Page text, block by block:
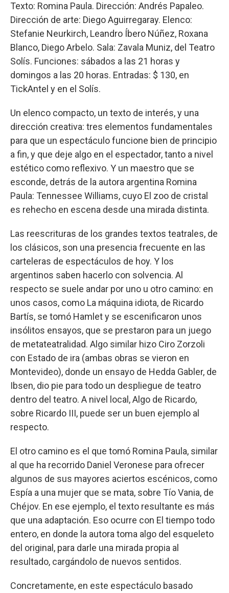
Texto: Romina Paula. Dirección: Andrés Papaleo.
Dirección de arte: Diego Aguirregaray. Elenco:
Stefanie Neurkirch, Leandro Íbero Núñez, Roxana
Blanco, Diego Arbelo. Sala: Zavala Muniz, del Teatro
Solís. Funciones: sábados a las 21 horas y
domingos a las 20 horas. Entradas: $ 130, en
TickAntel y en el Solís.
Un elenco compacto, un texto de interés, y una
dirección creativa: tres elementos fundamentales
para que un espectáculo funcione bien de principio
a fin, y que deje algo en el espectador, tanto a nivel
estético como reflexivo. Y un maestro que se
esconde, detrás de la autora argentina Romina
Paula: Tennessee Williams, cuyo El zoo de cristal
es rehecho en escena desde una mirada distinta.
Las reescrituras de los grandes textos teatrales, de
los clásicos, son una presencia frecuente en las
carteleras de espectáculos de hoy. Y los
argentinos saben hacerlo con solvencia. Al
respecto se suele andar por uno u otro camino: en
unos casos, como La máquina idiota, de Ricardo
Bartís, se tomó Hamlet y se escenificaron unos
insólitos ensayos, que se prestaron para un juego
de metateatralidad. Algo similar hizo Ciro Zorzoli
con Estado de ira (ambas obras se vieron en
Montevideo), donde un ensayo de Hedda Gabler, de
Ibsen, dio pie para todo un despliegue de teatro
dentro del teatro. A nivel local, Algo de Ricardo,
sobre Ricardo III, puede ser un buen ejemplo al
respecto.
El otro camino es el que tomó Romina Paula, similar
al que ha recorrido Daniel Veronese para ofrecer
algunos de sus mayores aciertos escénicos, como
Espía a una mujer que se mata, sobre Tío Vania, de
Chéjov. En ese ejemplo, el texto resultante es más
que una adaptación. Eso ocurre con El tiempo todo
entero, en donde la autora toma algo del esqueleto
del original, para darle una mirada propia al
resultado, cargándolo de nuevos sentidos.
Concretamente, en este espectáculo basado